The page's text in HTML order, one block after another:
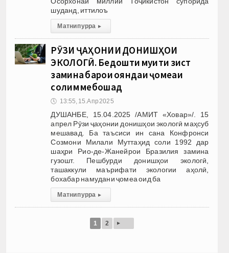
шуданд, иттилоъ
Матни пурра ▸
РӮЗИ ҶАҲОНИИ ДОНИШҲОИ
ЭКОЛОГӢ. Беҳдошти муҳити зист
замина барои ояндаи ҷомеаи
солим мебошад
🕔 13:55, 15.Апр 2025
ДУШАНБЕ, 15.04.2025 /АМИТ «Ховар»/. 15
апрел Рӯзи ҷаҳонии донишҳои экологӣ маҳсуб
мешавад. Ба таъсиси ин сана Конфронси
Созмони Милали Муттаҳид соли 1992 дар
шаҳри Рио-де-Жанейрои Бразилия замина
гузошт. Пешбурди донишҳои экологӣ,
ташаккули маърифати экологии аҳолӣ,
бохабар намудани ҷомеа оид ба
Матни пурра ▸
1 2 ▸